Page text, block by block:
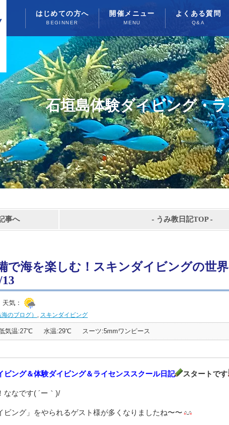
はじめての方へ
BEGINNER
開催メニュー
MENU
よくある質問
Q&A
石垣島体験ダイビング・
事へ - うみ教日記TOP-
で海を楽しむ！スキンダイビングの世界
気：
のブログ） , スキンダイビング
気温:27℃ 水温:29℃ スーツ:5mmワンピース
ビング＆体験ダイビング＆ライセンススクール日記 スタートです
ななです( ´ー｀)/
ビング」をやられるゲスト様が多くなりましたね〜〜